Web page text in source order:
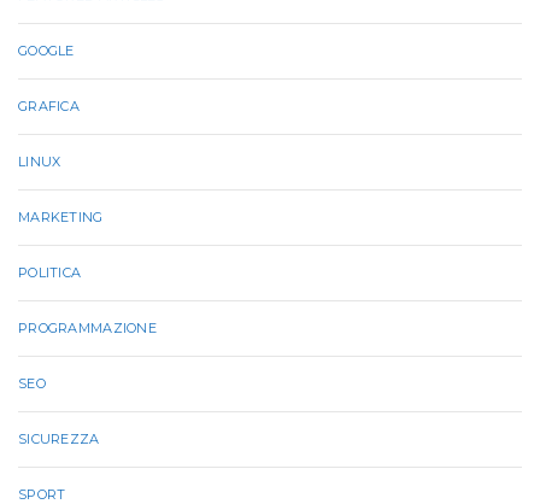
GOOGLE
GRAFICA
LINUX
MARKETING
POLITICA
PROGRAMMAZIONE
SEO
SICUREZZA
SPORT